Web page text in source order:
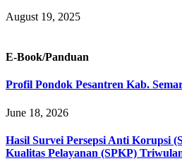
August 19, 2025
E-Book/Panduan
Profil Pondok Pesantren Kab.
June 18, 2026
Hasil Survei Persepsi Anti Korupsi
Kualitas Pelayanan (SPKP)